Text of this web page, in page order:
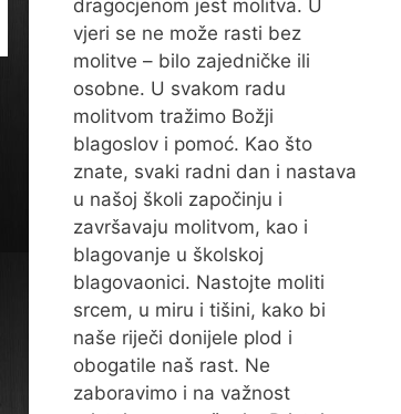
dragocjenom jest molitva. U
vjeri se ne može rasti bez
molitve – bilo zajedničke ili
osobne. U svakom radu
molitvom tražimo Božji
blagoslov i pomoć. Kao što
znate, svaki radni dan i nastava
u našoj školi započinju i
završavaju molitvom, kao i
blagovanje u školskoj
blagovaonici. Nastojte moliti
srcem, u miru i tišini, kako bi
naše riječi donijele plod i
obogatile naš rast. Ne
zaboravimo i na važnost